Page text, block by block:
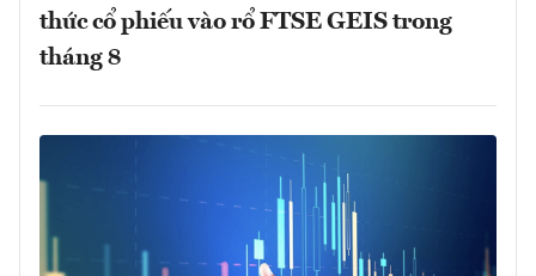
thức cổ phiếu vào rổ FTSE GEIS trong
tháng 8